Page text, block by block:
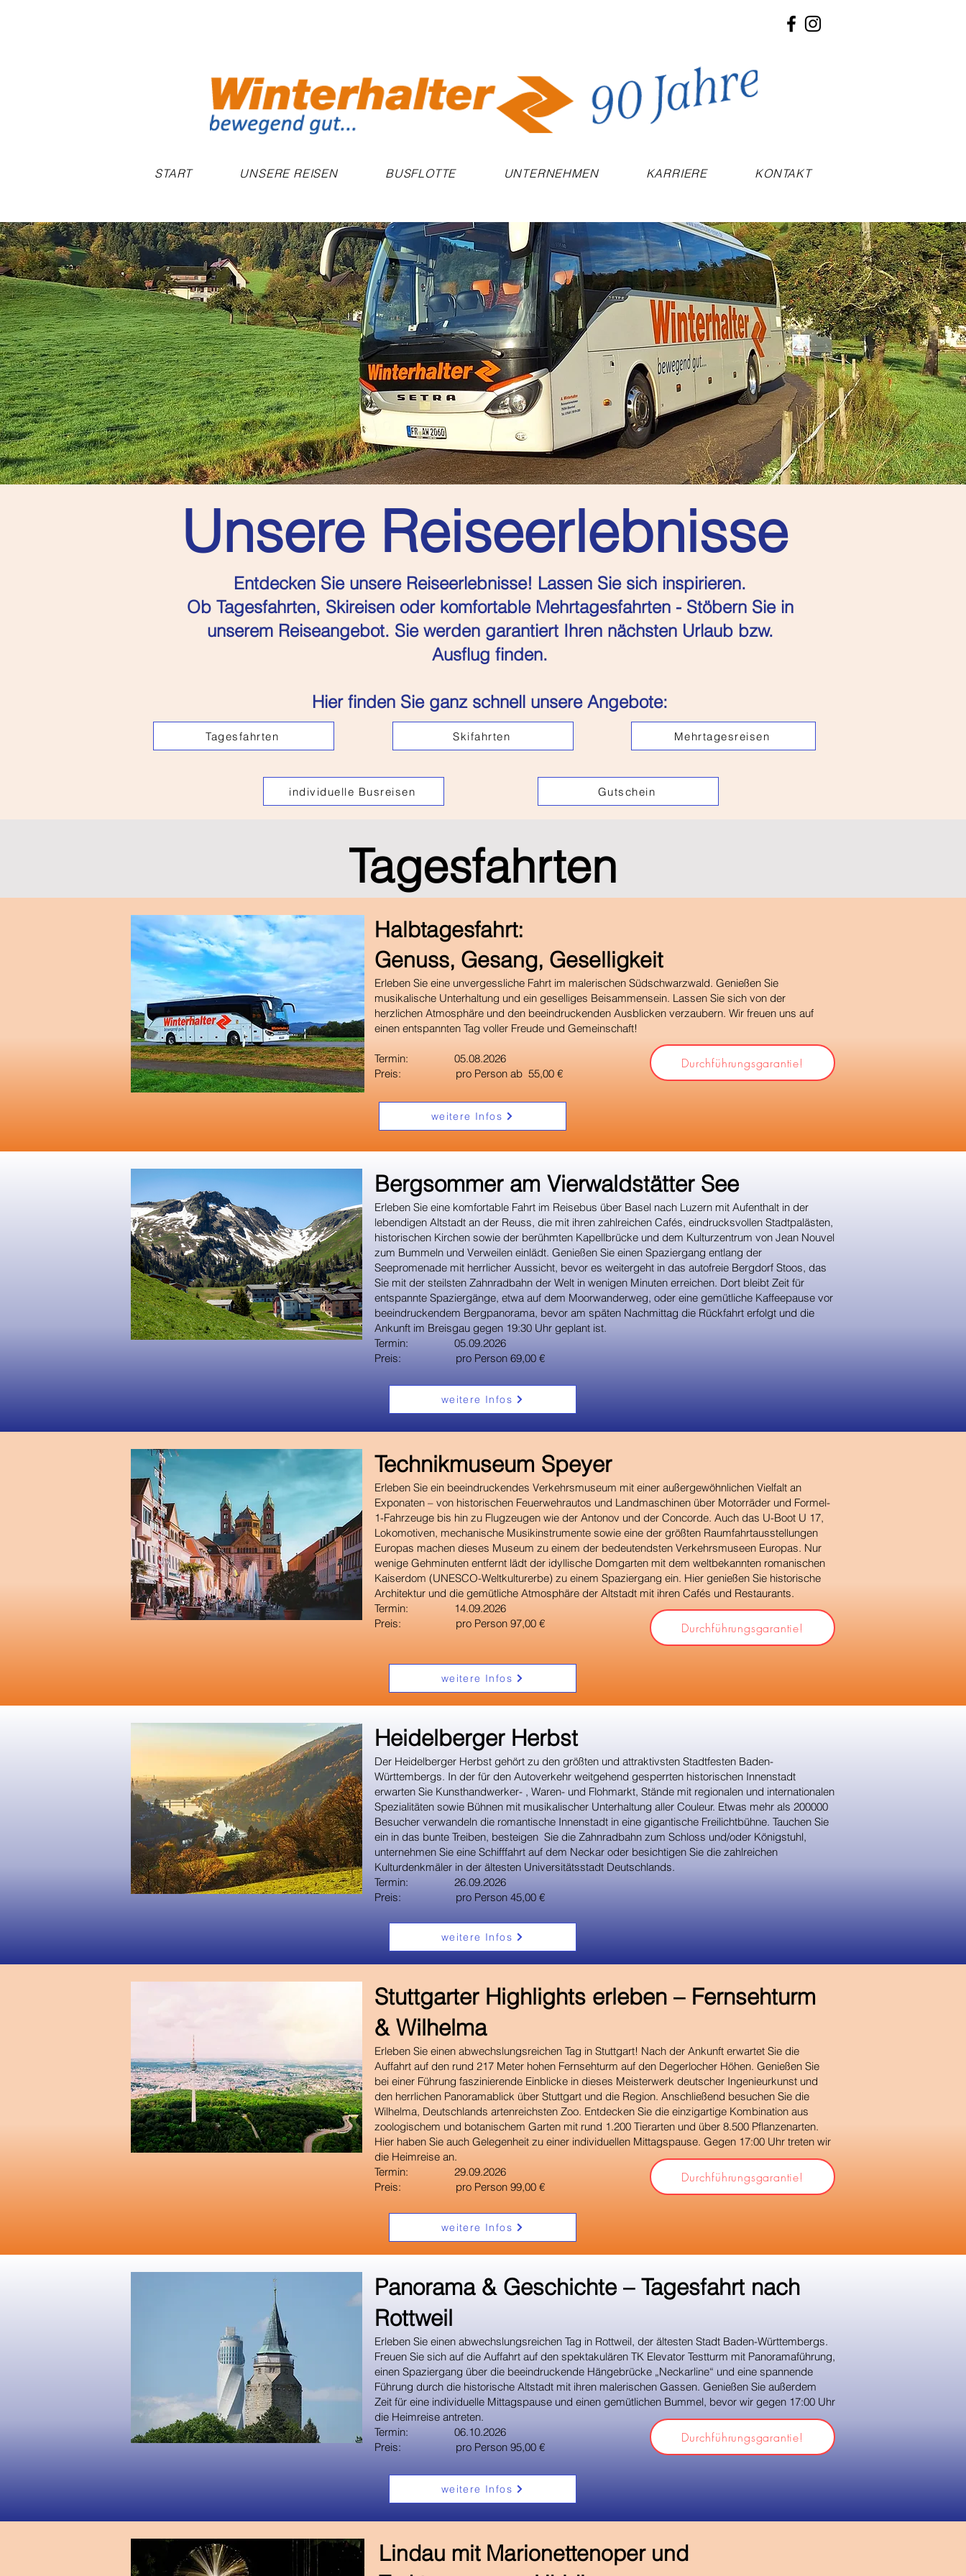
START UNSERE REISEN BUSFLOTTE UNTERNEHMEN KARRIERE KONTAKT
Unsere Reiseerlebnisse
Entdecken Sie unsere Reiseerlebnisse! Lassen Sie sich inspirieren.
Ob Tagesfahrten, Skireisen oder komfortable Mehrtagesfahrten - Stöbern Sie in
unserem Reiseangebot. Sie werden garantiert Ihren nächsten Urlaub bzw.
Ausflug finden.
Hier finden Sie ganz schnell unsere Angebote:
Tagesfahrten Skifahrten Mehrtagesreisen
individuelle Busreisen Gutschein
Tagesfahrten
Halbtagesfahrt:
Genuss, Gesang, Geselligkeit
Erleben Sie eine unvergessliche Fahrt im malerischen Südschwarzwald. Genießen Sie
musikalische Unterhaltung und ein geselliges Beisammensein. Lassen Sie sich von der
herzlichen Atmosphäre und den beeindruckenden Ausblicken verzaubern. Wir freuen uns auf
einen entspannten Tag voller Freude und Gemeinschaft!
Termin: 05.08.2026
Preis: pro Person ab 55,00 €
Durchführungsgarantie!
weitere Infos
​Bergsommer am Vierwaldstätter See
Erleben Sie eine komfortable Fahrt im Reisebus über Basel nach Luzern mit Aufenthalt in der
lebendigen Altstadt an der Reuss, die mit ihren zahlreichen Cafés, eindrucksvollen Stadtpalästen,
historischen Kirchen sowie der berühmten Kapellbrücke und dem Kulturzentrum von Jean Nouvel
zum Bummeln und Verweilen einlädt. Genießen Sie einen Spaziergang entlang der
Seepromenade mit herrlicher Aussicht, bevor es weitergeht in das autofreie Bergdorf Stoos, das
Sie mit der steilsten Zahnradbahn der Welt in wenigen Minuten erreichen. Dort bleibt Zeit für
entspannte Spaziergänge, etwa auf dem Moorwanderweg, oder eine gemütliche Kaffeepause vor
beeindruckendem Bergpanorama, bevor am späten Nachmittag die Rückfahrt erfolgt und die
Ankunft im Breisgau gegen 19:30 Uhr geplant ist.
Termin: 05.09.2026
Preis: pro Person 69,00 €
weitere Infos
​Technikmuseum Speyer
Erleben Sie ein beeindruckendes Verkehrsmuseum mit einer außergewöhnlichen Vielfalt an
Exponaten – von historischen Feuerwehrautos und Landmaschinen über Motorräder und Formel-
1-Fahrzeuge bis hin zu Flugzeugen wie der Antonov und der Concorde. Auch das U-Boot U 17,
Lokomotiven, mechanische Musikinstrumente sowie eine der größten Raumfahrtausstellungen
Europas machen dieses Museum zu einem der bedeutendsten Verkehrsmuseen Europas. Nur
wenige Gehminuten entfernt lädt der idyllische Domgarten mit dem weltbekannten romanischen
Kaiserdom (UNESCO-Weltkulturerbe) zu einem Spaziergang ein. Hier genießen Sie historische
Architektur und die gemütliche Atmosphäre der Altstadt mit ihren Cafés und Restaurants.
Termin: 14.09.2026
Preis: pro Person 97,00 €
Durchführungsgarantie!
weitere Infos
​Heidelberger Herbst
Der Heidelberger Herbst gehört zu den größten und attraktivsten Stadtfesten Baden-
Württembergs. In der für den Autoverkehr weitgehend gesperrten historischen Innenstadt
erwarten Sie Kunsthandwerker- , Waren- und Flohmarkt, Stände mit regionalen und internationalen
Spezialitäten sowie Bühnen mit musikalischer Unterhaltung aller Couleur. Etwas mehr als 200000
Besucher verwandeln die romantische Innenstadt in eine gigantische Freilichtbühne. Tauchen Sie
ein in das bunte Treiben, besteigen Sie die Zahnradbahn zum Schloss und/oder Königstuhl,
unternehmen Sie eine Schifffahrt auf dem Neckar oder besichtigen Sie die zahlreichen
Kulturdenkmäler in der ältesten Universitätsstadt Deutschlands.
Termin: 26.09.2026
Preis: pro Person 45,00 €
weitere Infos
​Stuttgarter Highlights erleben – Fernsehturm
& Wilhelma
Erleben Sie einen abwechslungsreichen Tag in Stuttgart! Nach der Ankunft erwartet Sie die
Auffahrt auf den rund 217 Meter hohen Fernsehturm auf den Degerlocher Höhen. Genießen Sie
bei einer Führung faszinierende Einblicke in dieses Meisterwerk deutscher Ingenieurkunst und
den herrlichen Panoramablick über Stuttgart und die Region. Anschließend besuchen Sie die
Wilhelma, Deutschlands artenreichsten Zoo. Entdecken Sie die einzigartige Kombination aus
zoologischem und botanischem Garten mit rund 1.200 Tierarten und über 8.500 Pflanzenarten.
Hier haben Sie auch Gelegenheit zu einer individuellen Mittagspause. Gegen 17:00 Uhr treten wir
die Heimreise an.
Termin: 29.09.2026
Preis: pro Person 99,00 €
Durchführungsgarantie!
weitere Infos
Panorama & Geschichte – Tagesfahrt nach
Rottweil
Erleben Sie einen abwechslungsreichen Tag in Rottweil, der ältesten Stadt Baden-Württembergs.
Freuen Sie sich auf die Auffahrt auf den spektakulären TK Elevator Testturm mit Panoramaführung,
einen Spaziergang über die beeindruckende Hängebrücke „Neckarline“ und eine spannende
Führung durch die historische Altstadt mit ihren malerischen Gassen. Genießen Sie außerdem
Zeit für eine individuelle Mittagspause und einen gemütlichen Bummel, bevor wir gegen 17:00 Uhr
die Heimreise antreten.
Termin: 06.10.2026
Preis: pro Person 95,00 €
Durchführungsgarantie!
weitere Infos
Lindau mit Marionettenoper und